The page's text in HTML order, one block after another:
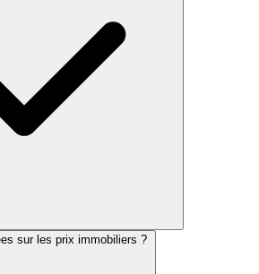
sur les prix immobiliers ?